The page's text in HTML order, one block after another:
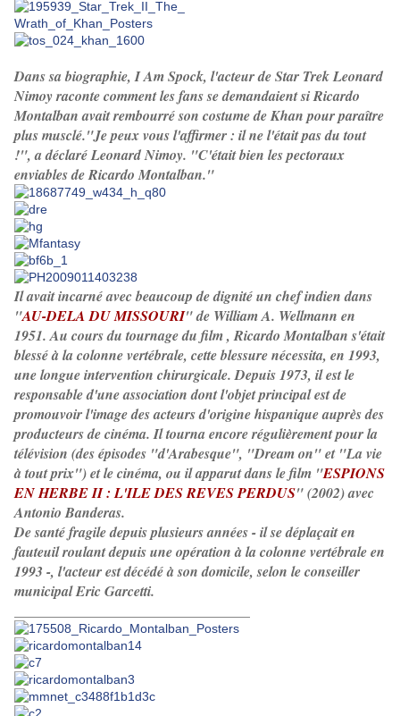
Dans sa biographie, I Am Spock, l'acteur de Star Trek Leonard
Nimoy raconte comment les fans se demandaient si Ricardo
Montalban avait rembourré son costume de Khan pour paraître
plus musclé."Je peux vous l'affirmer : il ne l'était pas du tout
!", a déclaré Leonard Nimoy. "C'était bien les pectoraux
enviables de Ricardo Montalban."
Il avait incarné avec beaucoup de dignité un chef indien dans
"AU-DELA DU MISSOURI" de William A. Wellmann en
1951. Au cours du tournage du film , Ricardo Montalban s'était
blessé à la colonne vertébrale, cette blessure nécessita, en 1993,
une longue intervention chirurgicale. Depuis 1973, il est le
responsable d'une association dont l'objet principal est de
promouvoir l'image des acteurs d'origine hispanique auprès des
producteurs de cinéma. Il tourna encore régulièrement pour la
télévision (des épisodes "d'Arabesque", "Dream on" et "La vie
à tout prix") et le cinéma, ou il apparut dans le film "ESPIONS
EN HERBE II : L'ILE DES REVES PERDUS" (2002) avec
Antonio Banderas.
De santé fragile depuis plusieurs années - il se déplaçait en
fauteuil roulant depuis une opération à la colonne vertébrale en
1993 -, l'acteur est décédé à son domicile, selon le conseiller
municipal Eric Garcetti.